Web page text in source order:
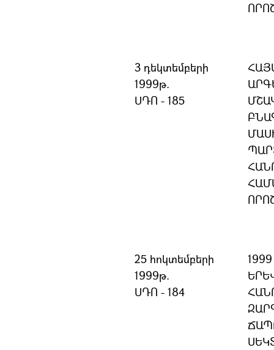
3 դեկտեմբերի
1999թ.
ՍԴՈ - 185
25 հոկտեմբերի
1999թ.
ՍԴՈ - 184